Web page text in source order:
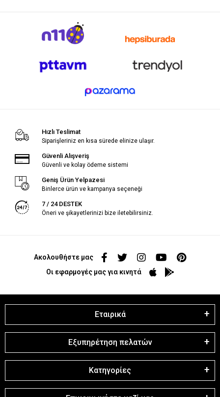
Hızlı Teslimat
Siparişleriniz en kısa sürede elinize ulaşır.
Güvenli Alışveriş
Güvenli ve kolay ödeme sistemi
Geniş Ürün Yelpazesi
Binlerce ürün ve kampanya seçeneği
7 / 24 DESTEK
Öneri ve şikayetlerinizi bize iletebilirsiniz.
Ακολουθήστε μας
Οι εφαρμογές μας για κινητά
Εταιρικά
Εξυπηρέτηση πελατών
Κατηγορίες